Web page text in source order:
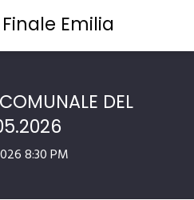
Emilia
DEL
8:30 PM